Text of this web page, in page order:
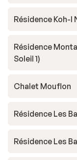
Résidence Koh-I
Résidence
Soleil 1)
Chalet Mouflon
Résidence Les
Résidence Les